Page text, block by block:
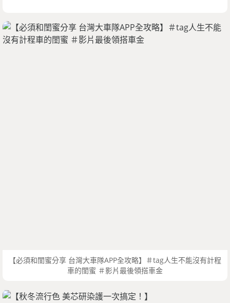
【必須和閨蜜分享 台灣大車隊APP全攻略】＃tag人生不能沒有計程
車的閨蜜 ＃影片最後領搭車金